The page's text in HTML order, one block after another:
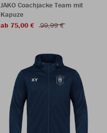
JAKO Coachjacke Team mit
Kapuze
ab 75,00 €
99,99 €